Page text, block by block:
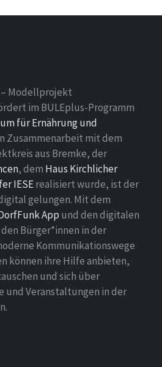
– Modellprojekt
im BULEplus-Programm
für Ernährung und
Zusammenarbeit mit dem
aus Bremke, der
, dem Haus Kirchlicher
IESErealisiert wurde, ist der
gelungen. Mit dem
App und den digitalen
Bürger*innen in der
Kommunikationswege
können ihre Hilfe anbieten,
und sich über
und Veranstaltungen in der